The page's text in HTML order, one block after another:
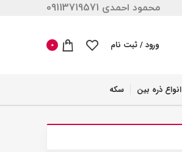
محمود احمدی 09113719571
ورود / ثبت نام 0
انواع ذره بین سکه